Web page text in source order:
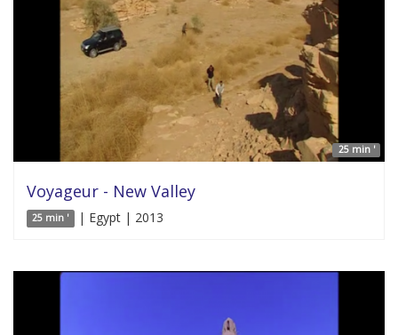
25 min '
Voyageur - New Valley
25 min ' | Egypt | 2013